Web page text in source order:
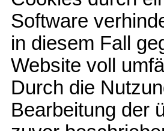
Software
in diesem Fall
Website voll
Durch die
Bearbeitung der